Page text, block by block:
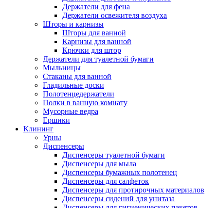
Держатели для фена
Держатели освежителя воздуха
Шторы и карнизы
Шторы для ванной
Карнизы для ванной
Крючки для штор
Держатели для туалетной бумаги
Мыльницы
Стаканы для ванной
Гладильные доски
Полотенцедержатели
Полки в ванную комнату
Мусорные ведра
Ершики
Клининг
Урны
Диспенсеры
Диспенсеры туалетной бумаги
Диспенсеры для мыла
Диспенсеры бумажных полотенец
Диспенсеры для салфеток
Диспенсеры для протирочных материалов
Диспенсеры сидений для унитаза